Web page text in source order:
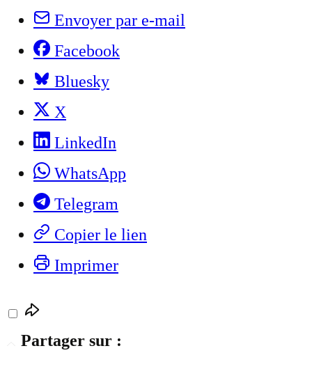
Envoyer par e-mail
Facebook
Bluesky
X
LinkedIn
WhatsApp
Telegram
Copier le lien
Imprimer
Partager sur :